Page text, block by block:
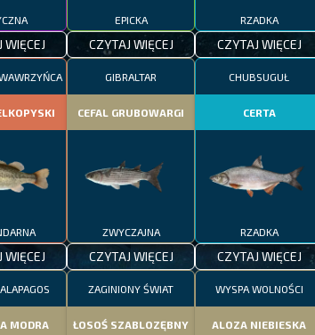
WIĘCEJ
EPICKA
CZYTAJ WIĘCEJ
RZADKA
CZYTAJ WIĘCEJ
WIĘCEJ
GIBRALTAR
CEFAL GRUBOWARGI
ZWYCZAJNA
CZYTAJ WIĘCEJ
CHUBSUGUŁ
CERTA
RZADKA
CZYTAJ WIĘCEJ
MODRA
ZAGINIONY ŚWIAT
ŁOSOŚ SZABLOZĘBNY
WYSPA WOLNOŚCI
ALOZA NIEBIESKA